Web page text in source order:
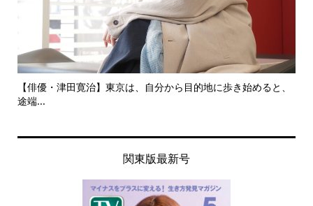
【俳優・津田寛治】東京は、自分から目的地に歩き始めると、
途端...
関東版最新号